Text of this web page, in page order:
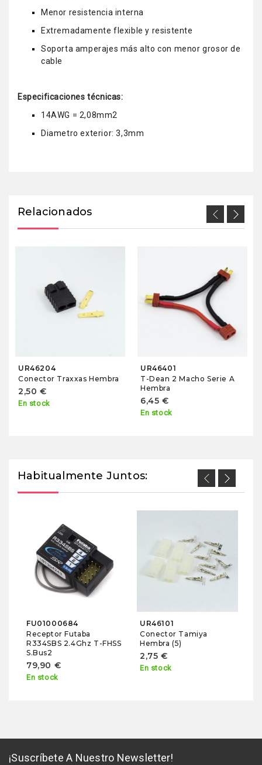
Menor resistencia interna
Extremadamente flexible y resistente
Soporta amperajes más alto con menor grosor de
cable
Especificaciones técnicas:
14AWG = 2,08mm2
Diametro exterior: 3,3mm
Relacionados
UR46204
Conector Traxxas Hembra
2,50 €
En stock
UR46401
T-Dean 2 Macho Serie A
Hembra
6,45 €
En stock
Habitualmente Juntos:
FU01000684
Receptor Futaba
R334SBS 2.4Ghz T-FHSS
S.Bus2
79,90 €
En stock
UR46101
Conector Tamiya
Hembra (5)
2,75 €
En stock
¡Suscríbete A Nuestro Newsletter!